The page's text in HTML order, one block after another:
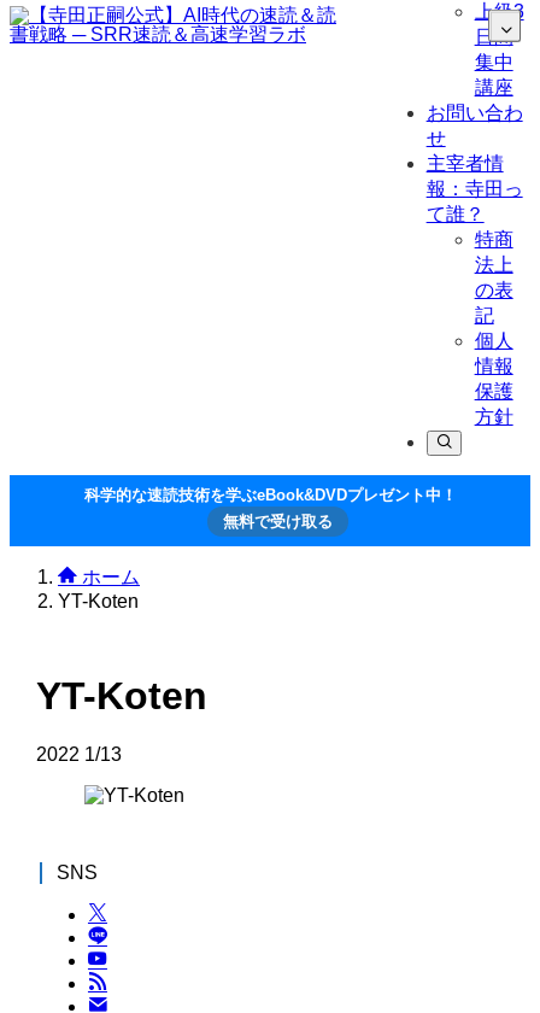
上級3
日間
集中
講座
お問い合わ
せ
主宰者情
報：寺田っ
て誰？
特商
法上
の表
記
個人
情報
保護
方針
科学的な速読技術を学ぶeBook&DVDプレゼント中！
無料で受け取る
ホーム
YT-Koten
YT-Koten
2022 1/13
SNS